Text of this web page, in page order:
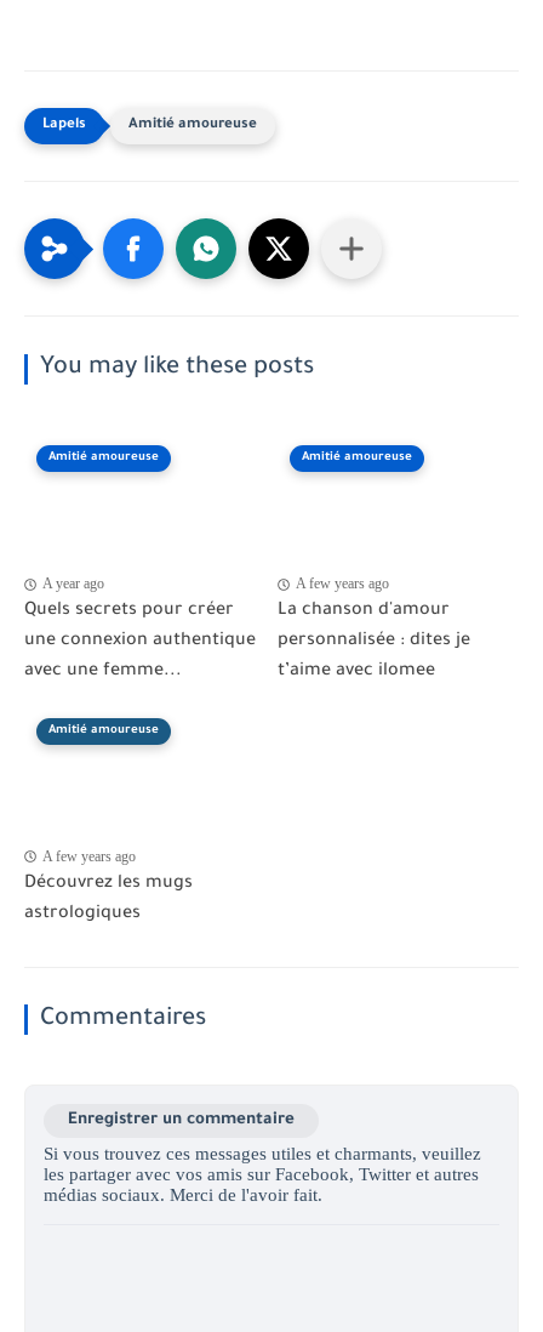
Amitié amoureuse
You may like these posts
Amitié amoureuse
A year ago
Quels secrets pour créer
une connexion authentique
avec une femme...
Amitié amoureuse
A few years ago
La chanson d'amour
personnalisée : dites je
t’aime avec ilomee
Amitié amoureuse
A few years ago
Découvrez les mugs
astrologiques
Commentaires
Enregistrer un commentaire
Si vous trouvez ces messages utiles et charmants, veuillez
les partager avec vos amis sur Facebook, Twitter et autres
médias sociaux. Merci de l'avoir fait.